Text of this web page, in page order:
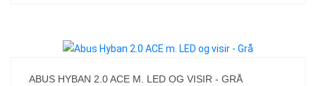
ABUS HYBAN 2.0 ACE M. LED OG VISIR - GRÅ